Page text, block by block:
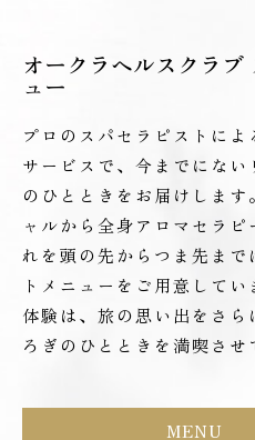
オークラヘルスクラ
ュー
プロのスパセラピストに
サービスで、今までにな
のひとときをお届けしま
ャルから全身アロマセラ
れを頭の先からつま先ま
トメニューをご用意して
体験は、旅の思い出をさ
ろぎのひとときを満喫させ
MENU